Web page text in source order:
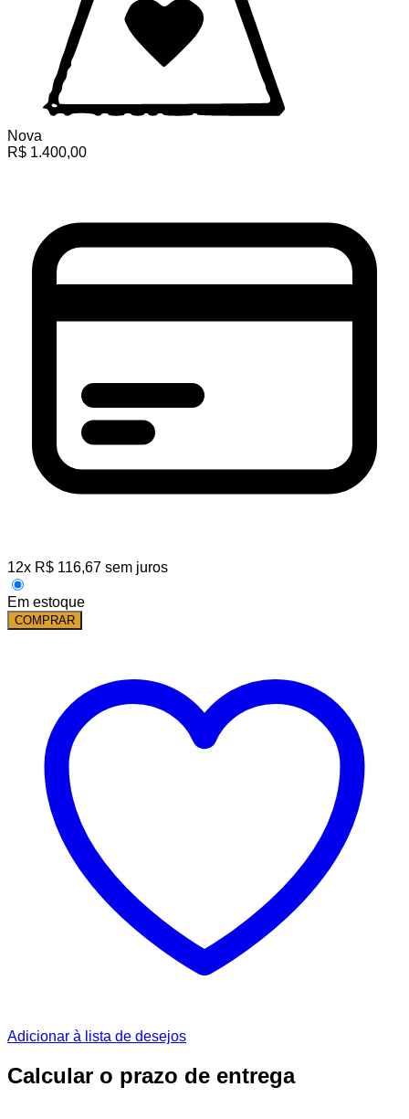
Nova
R$ 1.400,00
12x R$ 116,67 sem juros
Em estoque
COMPRAR
Adicionar à lista de desejos
Calcular o prazo de entrega